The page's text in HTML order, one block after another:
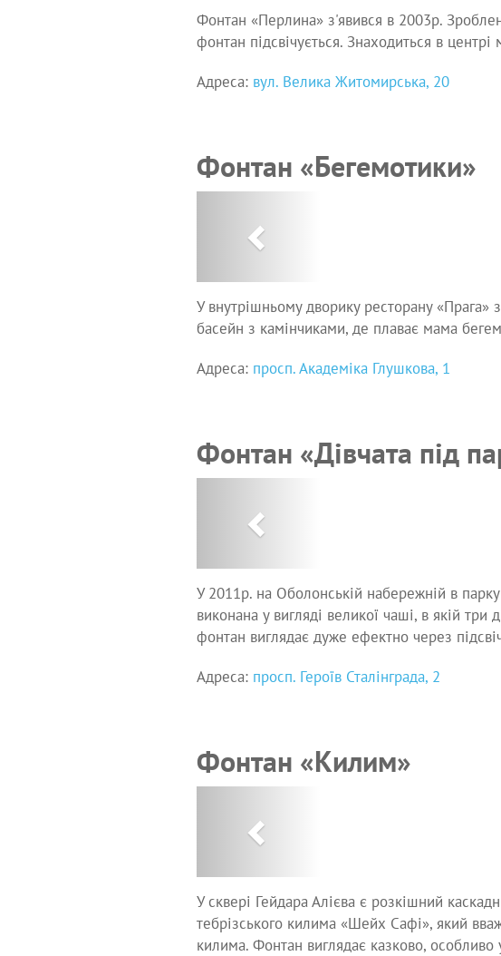
Фонтан «Перлина» з'явився в 2003р.
фонтан підсвічується. Знаходиться в
Адреса: вул. Велика Житомирська, 20
Фонтан «Бегемотики»
У внутрішньому дворику ресторану
басейн з камінчиками, де плаває мама
Адреса: просп. Академіка Глушкова, 1
Фонтан «Дівчата під
У 2011р. на Оболонській набережній в
виконана у вигляді великої чаші, в якій
фонтан виглядає дуже ефектно через
Адреса: просп. Героїв Сталінграда, 2
Фонтан «Килим»
У сквері Гейдара Алієва є розкішний
тебрізського килима «Шейх Сафі», який
килима. Фонтан виглядає казково, особливо